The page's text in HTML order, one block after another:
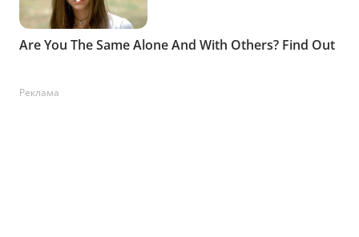
Реклама